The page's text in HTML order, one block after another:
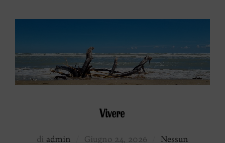
Vivere
di admin
Pubblicato
Giugno 24, 2026
Nessun